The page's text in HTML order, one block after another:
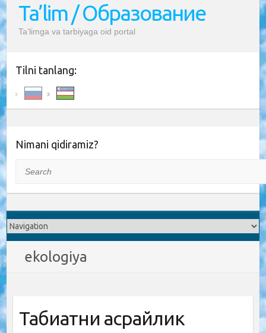
Ta’lim / Образование
Ta’limga va tarbiyaga oid portal
Tilni tanlang:
Nimani qidiramiz?
ekologiya
Табиатни асрайлик